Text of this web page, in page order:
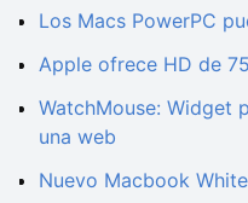
Los Macs PowerPC
Apple ofrece HD de
WatchMouse: Widget
una web
Nuevo Macbook